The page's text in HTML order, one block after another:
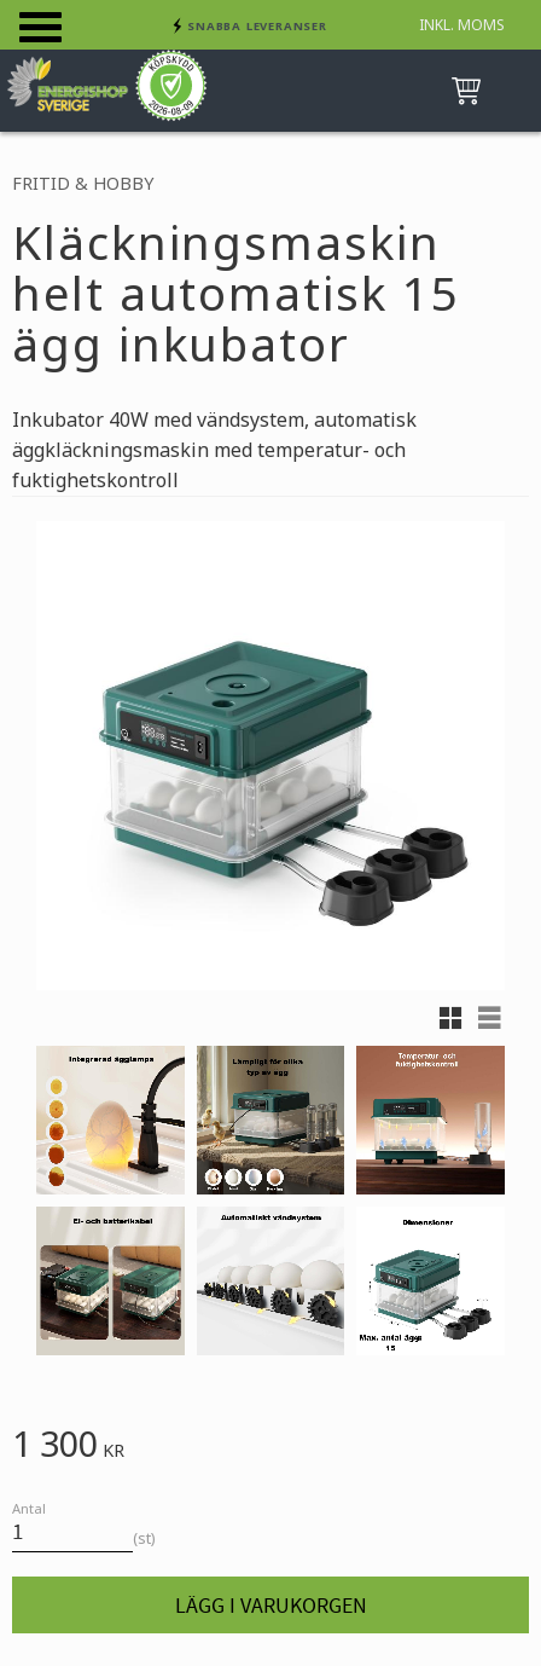
Meny
INKL. MOMS
SNABBA LEVERANSER
BETALA SÄKERT MED KORT, FAKTURA &
SWISH
FRITID & HOBBY
Kläckningsmaskin
helt automatisk 15
ägg inkubator
Inkubator 40W med vändsystem, automatisk
äggkläckningsmaskin med temperatur- och
fuktighetskontroll
Rutnätsvy
Listvy
1 300 KR
Antal
st